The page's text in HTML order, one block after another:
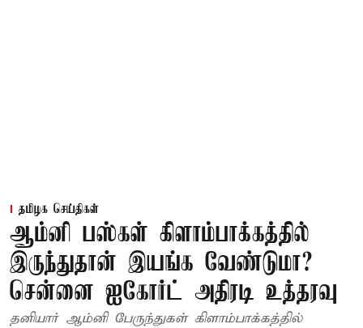
தமிழக செய்திகள்
ஆம்னி பஸ்கள் கிளாம்பாக்கத்தில்
இருந்துதான் இயங்க வேண்டுமா?
சென்னை ஐகோர்ட் அதிரடி உத்தரவு
தனியார் ஆம்னி பேருந்துகள் கிளாம்பாக்கத்தில்